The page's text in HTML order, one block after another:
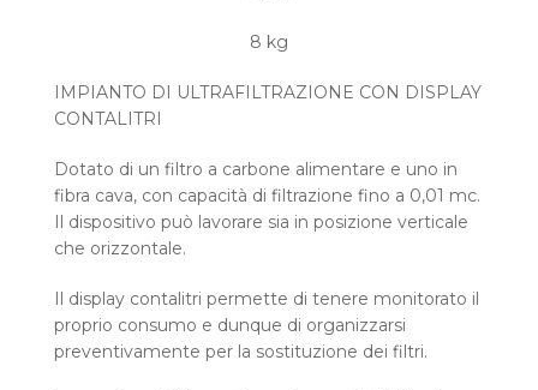
8 kg
IMPIANTO DI ULTRAFILTRAZIONE CON DISPLAY
CONTALITRI
Dotato di un filtro a carbone alimentare e uno in
fibra cava, con capacità di filtrazione fino a 0,01 mc.
Il dispositivo può lavorare sia in posizione verticale
che orizzontale.
Il display contalitri permette di tenere monitorato il
proprio consumo e dunque di organizzarsi
preventivamente per la sostituzione dei filtri.